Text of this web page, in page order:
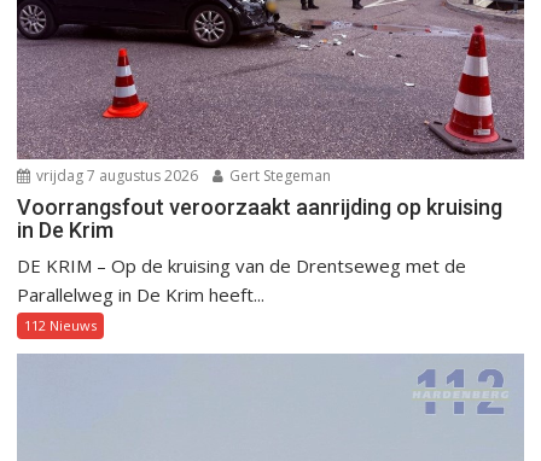
vrijdag 7 augustus 2026 Gert Stegeman
Voorrangsfout veroorzaakt aanrijding op kruising
in De Krim
DE KRIM – Op de kruising van de Drentseweg met de
Parallelweg in De Krim heeft...
112 Nieuws